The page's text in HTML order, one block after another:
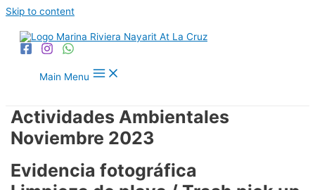
Skip to content
Main Menu
Actividades Ambientales
Noviembre 2023
Evidencia fotográfica